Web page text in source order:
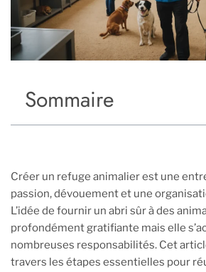
Sommaire
Créer un refuge animalier est une
passion, dévouement et une
L’idée de fournir un abri sûr à des
profondément gratifiante mais elle
nombreuses responsabilités. Cet
travers les étapes essentielles pour